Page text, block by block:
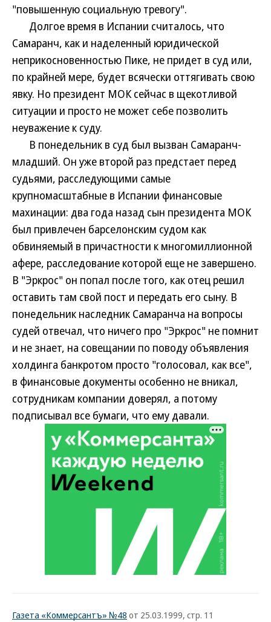
"повышенную социальную тревогу".
Долгое время в Испании считалось, что
Самаранч, как и наделенный юридической
неприкосновенностью Пике, не придет в суд или,
по крайней мере, будет всячески оттягивать свою
явку. Но президент МОК сейчас в щекотливой
ситуации и просто не может себе позволить
неуважение к суду.
В понедельник в суд был вызван Самаранч-
младший. Он уже второй раз предстает перед
судьями, расследующими самые
крупномасштабные в Испании финансовые
махинации: два года назад сын президента МОК
был привлечен барселонским судом как
обвиняемый в причастности к многомиллионной
афере, расследование которой еще не завершено.
В "Эркрос" он попал после того, как отец решил
оставить там свой пост и передать его сыну. В
понедельник наследник Самаранча на вопросы
судей отвечал, что ничего про "Эркрос" не помнит
и не знает, на совещании по поводу объявления
холдинга банкротом просто "голосовал, как все",
в финансовые документы особенно не вникал,
сотрудникам компании доверял, а потому
подписывал все бумаги, что ему давали.
Газета «Коммерсантъ» №48 от 25.03.1999, стр. 11